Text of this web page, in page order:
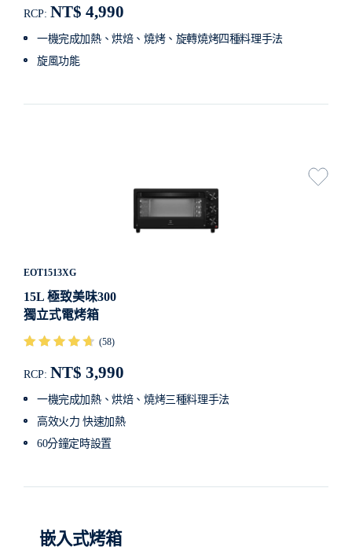
RCP: NT$ 4,990
一機完成加熱、烘焙、燒烤、旋轉燒烤四種料理手法
旋風功能
EOT1513XG
15L 極致美味300
獨立式電烤箱
(58)
RCP: NT$ 3,990
一機完成加熱、烘焙、燒烤三種料理手法
高效火力 快速加熱
60分鐘定時設置
嵌入式烤箱